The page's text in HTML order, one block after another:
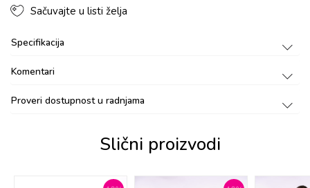
Sačuvajte u listi želja
Specifikacija
Komentari
Proveri dostupnost u radnjama
Slični proizvodi